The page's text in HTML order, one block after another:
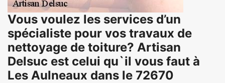
Vous voulez les services d’un
spécialiste pour vos travaux de
nettoyage de toiture? Artisan
Delsuc est celui qu`il vous faut à
Les Aulneaux dans le 72670